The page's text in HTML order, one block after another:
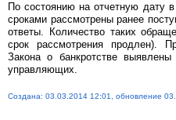
По состоянию на отчетную дату
сроками рассмотрены ранее
ответы. Количество таких
срок рассмотрения продлен).
Закона о банкротстве выявлены
управляющих.
Создана: 03.03.2014 12:01, обновление